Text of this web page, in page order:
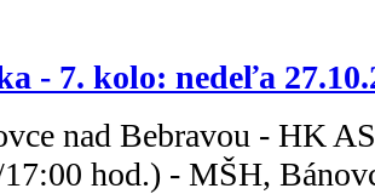
- 7. kolo: nedeľa
nad Bebravou -
hod.) - MŠH,